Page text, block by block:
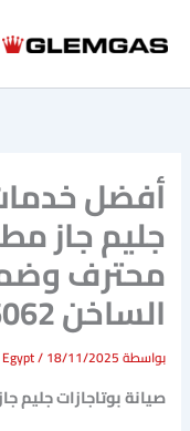
أفضل
جليم جاز
محترف
الساخن 16062
بواسطة /18/11/2025
صيانة بوتاجازات جليم